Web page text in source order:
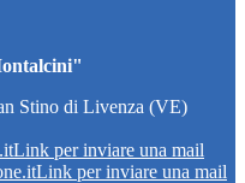
Stino di Livenza (VE)
Link per inviare una mail
Link per inviare una mail